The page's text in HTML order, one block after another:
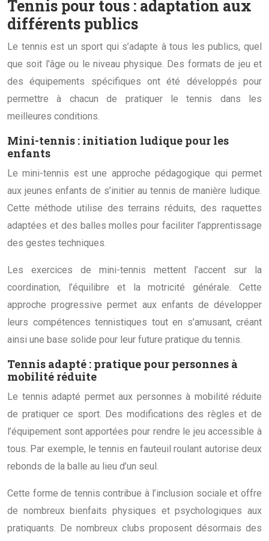
Tennis pour tous : adaptation aux
différents publics
Le tennis est un sport qui s’adapte à tous les publics, quel
que soit l’âge ou le niveau physique. Des formats de jeu et
des équipements spécifiques ont été développés pour
permettre à chacun de pratiquer le tennis dans les
meilleures conditions.
Mini-tennis : initiation ludique pour les
enfants
Le mini-tennis est une approche pédagogique qui permet
aux jeunes enfants de s’initier au tennis de manière ludique.
Cette méthode utilise des terrains réduits, des raquettes
adaptées et des balles molles pour faciliter l’apprentissage
des gestes techniques.
Les exercices de mini-tennis mettent l’accent sur la
coordination, l’équilibre et la motricité générale. Cette
approche progressive permet aux enfants de développer
leurs compétences tennistiques tout en s’amusant, créant
ainsi une base solide pour leur future pratique du tennis.
Tennis adapté : pratique pour personnes à
mobilité réduite
Le tennis adapté permet aux personnes à mobilité réduite
de pratiquer ce sport. Des modifications des règles et de
l’équipement sont apportées pour rendre le jeu accessible à
tous. Par exemple, le tennis en fauteuil roulant autorise deux
rebonds de la balle au lieu d’un seul.
Cette forme de tennis contribue à l’inclusion sociale et offre
de nombreux bienfaits physiques et psychologiques aux
pratiquants. De nombreux clubs proposent désormais des